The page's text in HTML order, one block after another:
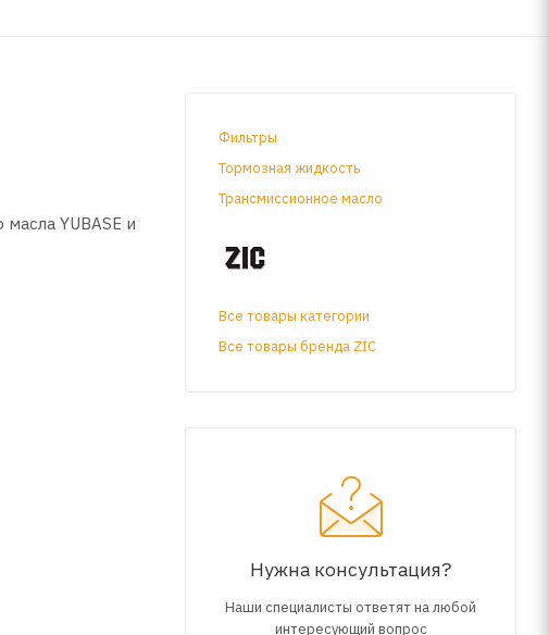
YUBASE и
Фильтры
Тормозная жидкость
Трансмиссионное масло
Все товары категории
Все товары бренда ZIC
Нужна консультация?
Наши специалисты ответят на любой
интересующий вопрос